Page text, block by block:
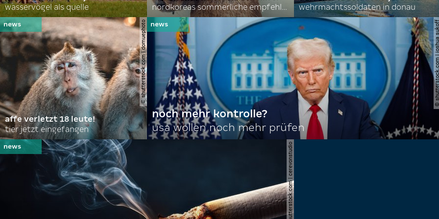
wasservögel als quelle
nordkoreas sommerliche empfehlungen
wehrmachtssoldaten in donau
© shutterstock.com | domuephoto
affe verletzt 18 leute!
tier jetzt eingefangen
©
noch mehr kontrolle?
usa wollen noch mehr prüfen
© shutterstock.com | cerevonstudio